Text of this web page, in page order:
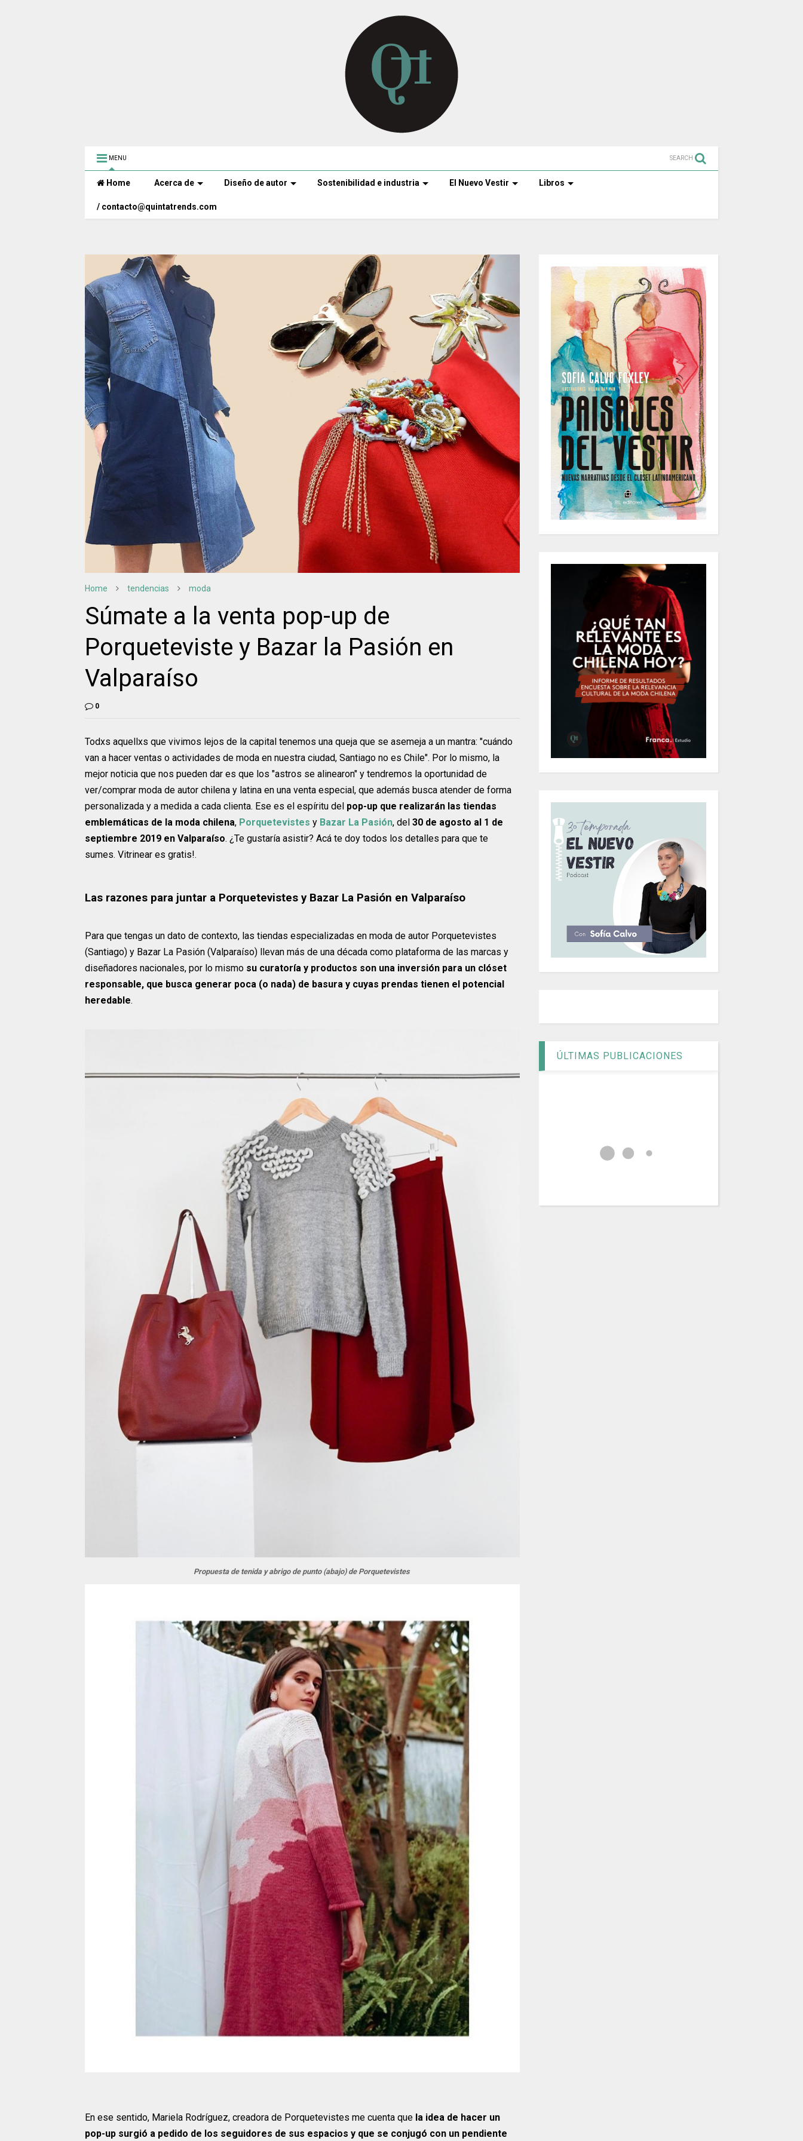
MENU SEARCH
Home Acerca de Diseño de autor Sostenibilidad e industria El Nuevo Vestir Libros
/ contacto@quintatrends.com
Home tendencias moda
Súmate a la venta pop-up de
Porqueteviste y Bazar la Pasión en
Valparaíso
0
Todxs aquellxs que vivimos lejos de la capital tenemos una queja que se asemeja a un mantra: "cuándo
van a hacer ventas o actividades de moda en nuestra ciudad, Santiago no es Chile". Por lo mismo, la
mejor noticia que nos pueden dar es que los "astros se alinearon" y tendremos la oportunidad de
ver/comprar moda de autor chilena y latina en una venta especial, que además busca atender de forma
personalizada y a medida a cada clienta. Ese es el espíritu del pop-up que realizarán las tiendas
emblemáticas de la moda chilena, Porquetevistes y Bazar La Pasión, del 30 de agosto al 1 de
septiembre 2019 en Valparaíso. ¿Te gustaría asistir? Acá te doy todos los detalles para que te
sumes. Vitrinear es gratis!.
Las razones para juntar a Porquetevistes y Bazar La Pasión en Valparaíso
Para que tengas un dato de contexto, las tiendas especializadas en moda de autor Porquetevistes
(Santiago) y Bazar La Pasión (Valparaíso) llevan más de una década como plataforma de las marcas y
diseñadores nacionales, por lo mismo su curatoría y productos son una inversión para un clóset
responsable, que busca generar poca (o nada) de basura y cuyas prendas tienen el potencial
heredable.
Propuesta de tenida y abrigo de punto (abajo) de Porquetevistes
En ese sentido, Mariela Rodríguez, creadora de Porquetevistes me cuenta que la idea de hacer un
pop-up surgió a pedido de los seguidores de sus espacios y que se conjugó con un pendiente
ÚLTIMAS PUBLICACIONES